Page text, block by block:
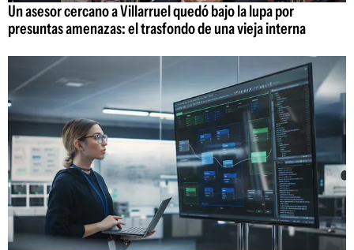
Un asesor cercano a Villarruel quedó bajo la lupa por
presuntas amenazas: el trasfondo de una vieja interna